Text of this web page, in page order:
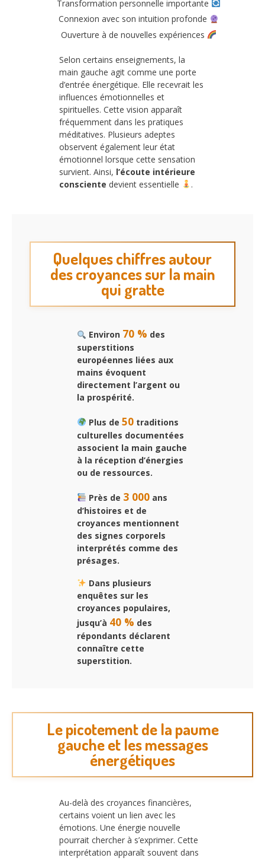
Transformation personnelle importante
Connexion avec son intuition profonde
Ouverture à de nouvelles expériences
Selon certains enseignements, la
main gauche agit comme une porte
d’entrée énergétique. Elle recevrait les
influences émotionnelles et
spirituelles. Cette vision apparaît
fréquemment dans les pratiques
méditatives. Plusieurs adeptes
observent également leur état
émotionnel lorsque cette sensation
survient. Ainsi, l’écoute intérieure
consciente devient essentielle .
Quelques chiffres autour
des croyances sur la main
qui gratte
Environ 70 % des
superstitions
européennes liées aux
mains évoquent
directement l’argent ou
la prospérité.
Plus de 50traditions
culturelles documentées
associent la main gauche
à la réception d’énergies
ou de ressources.
Près de 3 000ans
d’histoires et de
croyances mentionnent
des signes corporels
interprétés comme des
présages.
Dans plusieurs
enquêtes sur les
croyances populaires,
jusqu’à 40 % des
répondants déclarent
connaître cette
superstition.
Le picotement de la paume
gauche et les messages
énergétiques
Au-delà des croyances financières,
certains voient un lien avec les
émotions. Une énergie nouvelle
pourrait chercher à s’exprimer. Cette
interprétation apparaît souvent dans